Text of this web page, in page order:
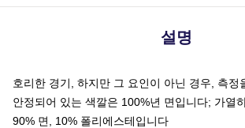
설명
호리한 경기, 하지만 그 요인이 아닌 경우, 측정
안정되어 있는 색깔은 100%년 면입니다; 가열
90% 면, 10% 폴리에스테입니다